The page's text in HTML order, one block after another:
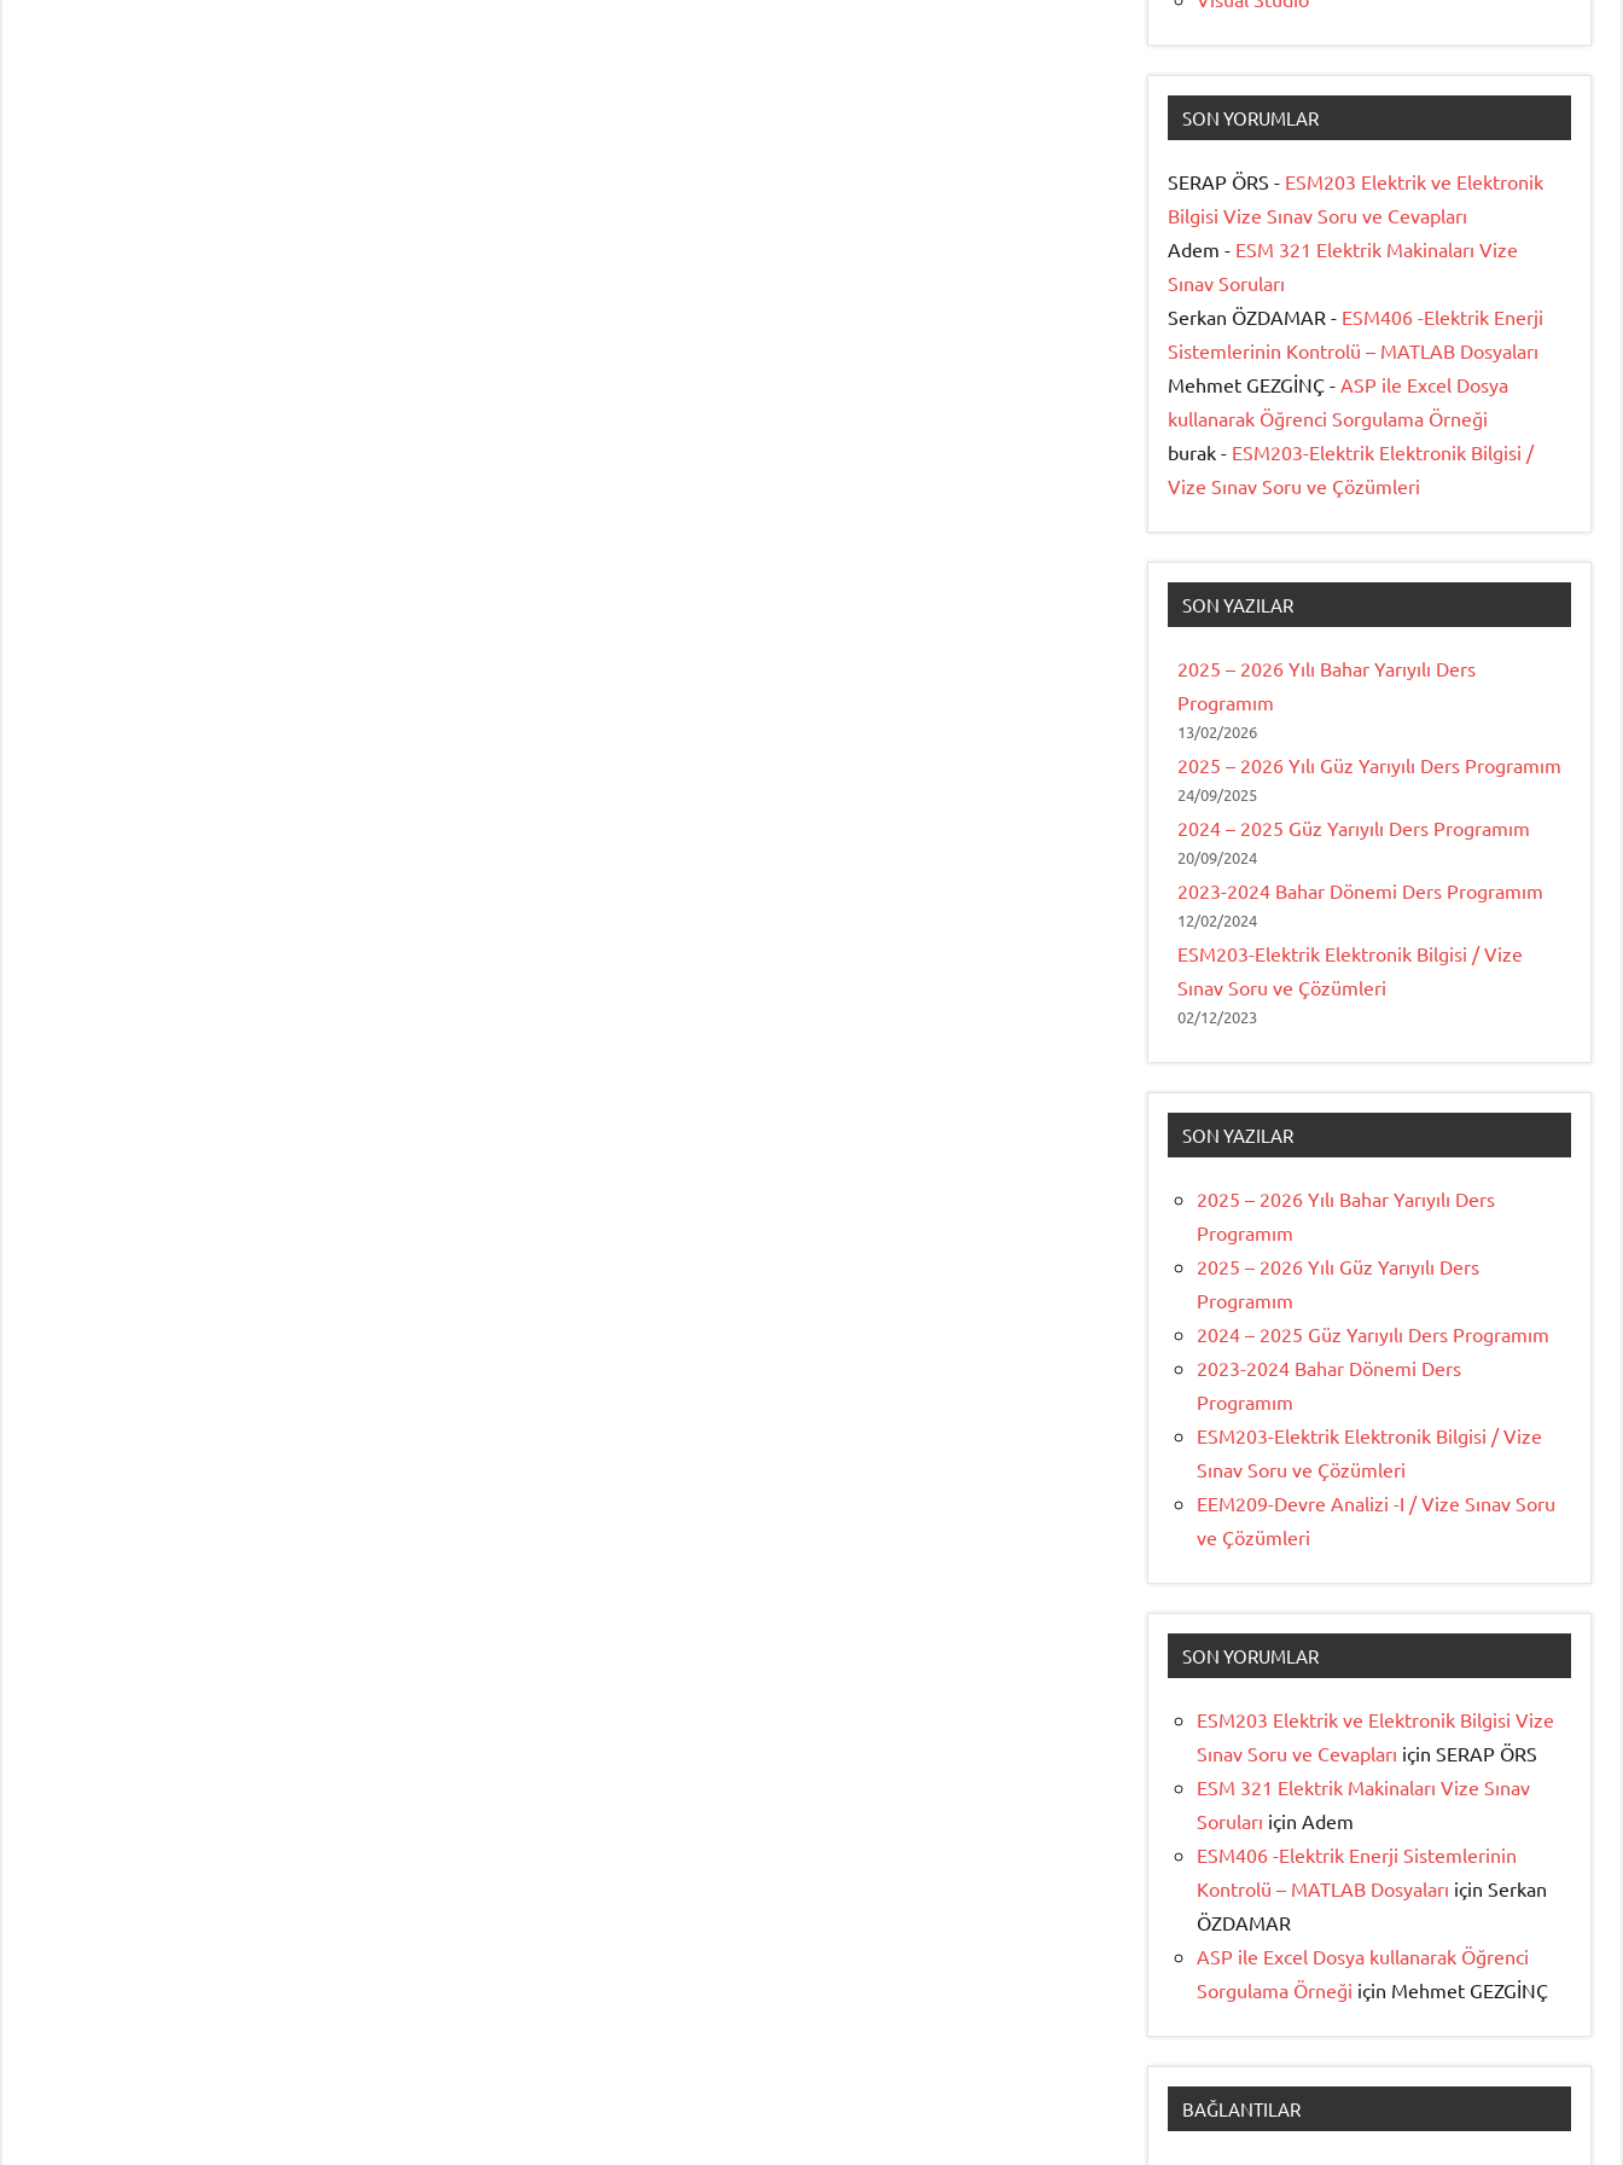
SON YORUMLAR
SERAP ÖRS - ESM203 Elektrik ve Elektronik
Bilgisi Vize Sınav Soru ve Cevapları
Adem - ESM 321 Elektrik Makinaları Vize
Sınav Soruları
Serkan ÖZDAMAR - ESM406 -Elektrik Enerji
Sistemlerinin Kontrolü – MATLAB Dosyaları
Mehmet GEZGİNÇ - ASP ile Excel Dosya
kullanarak Öğrenci Sorgulama Örneği
burak - ESM203-Elektrik Elektronik Bilgisi /
Vize Sınav Soru ve Çözümleri
SON YAZILAR
2025 – 2026 Yılı Bahar Yarıyılı Ders
Programım
13/02/2026
2025 – 2026 Yılı Güz Yarıyılı Ders Programım
24/09/2025
2024 – 2025 Güz Yarıyılı Ders Programım
20/09/2024
2023-2024 Bahar Dönemi Ders Programım
12/02/2024
ESM203-Elektrik Elektronik Bilgisi / Vize
Sınav Soru ve Çözümleri
02/12/2023
SON YAZILAR
2025 – 2026 Yılı Bahar Yarıyılı Ders
Programım
2025 – 2026 Yılı Güz Yarıyılı Ders
Programım
2024 – 2025 Güz Yarıyılı Ders Programım
2023-2024 Bahar Dönemi Ders
Programım
ESM203-Elektrik Elektronik Bilgisi / Vize
Sınav Soru ve Çözümleri
EEM209-Devre Analizi -I / Vize Sınav Soru
ve Çözümleri
SON YORUMLAR
ESM203 Elektrik ve Elektronik Bilgisi Vize
Sınav Soru ve Cevapları için SERAP ÖRS
ESM 321 Elektrik Makinaları Vize Sınav
Soruları için Adem
ESM406 -Elektrik Enerji Sistemlerinin
Kontrolü – MATLAB Dosyaları için Serkan
ÖZDAMAR
ASP ile Excel Dosya kullanarak Öğrenci
Sorgulama Örneği için Mehmet GEZGİNÇ
BAĞLANTILAR